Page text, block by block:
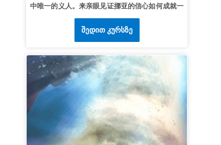
超级经文：我靠着那加给我力量的，凡事都能做。
《腓立比书》4:13（和合本）
中唯一的义人。来亲眼见证挪亚的信心如何成就一
个巨大的奇迹——因着他的信，挪亚、他的家人 以
及地上所有的动物在一场毁灭性的洪灾中得救。孩
子们学到：上帝看顾那些信靠祂的人！
第1课凭信心顺服
超级真理：因着信，我要顺服上帝。
超级经文：“挪亚因着信，既蒙神指示他未见的
事，动了敬畏的心，预备了一只方舟，使他全家得
《希伯来书》11：7（和合本）
第2课为取悦上帝而活
შედით კურსზე